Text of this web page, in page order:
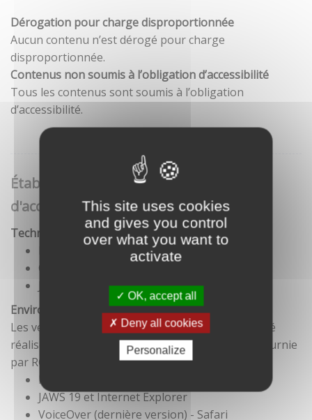
This site uses cookies
and gives you control
over what you want to
activate
OK, accept all
Deny all cookies
Personalize
Dérogation pour charge disproportionnée
Aucun contenu n’est dérogé pour charge
disproportionnée.
Contenus non soumis à l’obligation d’accessibilité
Tous les contenus sont soumis à l’obligation
d’accessibilité.
Établissement de cette déclaration
d'accessibilité
Technologies utilisées pour la réalisation du site
CSS
Environnement de test
Les vérifications de restitution de contenus ont été
réalisées conformément à la base de référence fournie
par RGAA 3.
Firefox et NVDA
JAWS 19 et Internet Explorer
VoiceOver (dernière version) - Safari